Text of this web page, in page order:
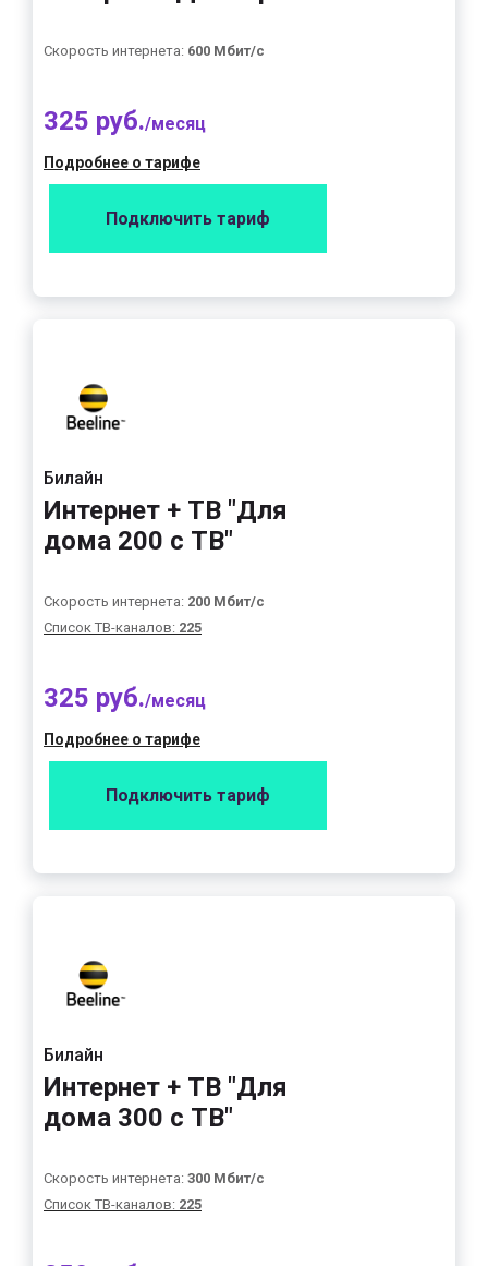
Скорость интернета: 600 Мбит/с
325 руб./месяц
Подробнее о тарифе
Подключить тариф
Билайн
Интернет + ТВ "Для
дома 200 с ТВ"
Скорость интернета: 200 Мбит/с
Список ТВ-каналов: 225
325 руб./месяц
Подробнее о тарифе
Подключить тариф
Билайн
Интернет + ТВ "Для
дома 300 с ТВ"
Скорость интернета: 300 Мбит/с
Список ТВ-каналов: 225